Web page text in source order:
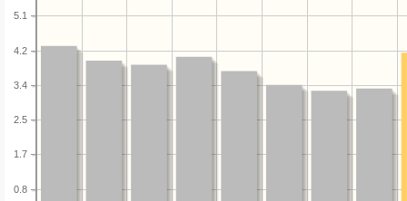
0.8
1.7
2.5
3.4
4.2
5.1